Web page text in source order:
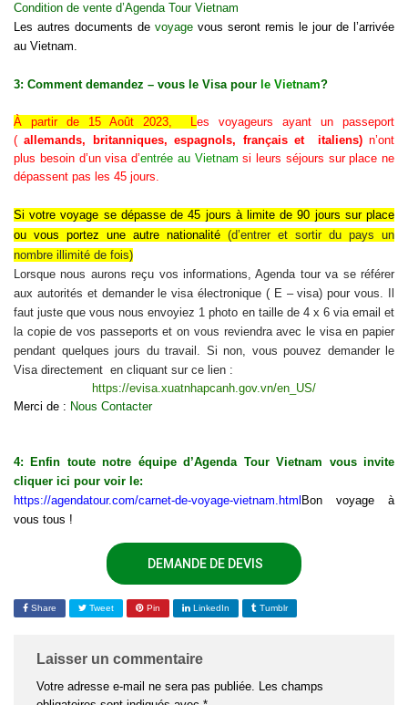
Condition de vente d’Agenda Tour Vietnam
Les autres documents de voyage vous seront remis le jour de l’arrivée
au Vietnam.
3: Comment demandez – vous le Visa pour le Vietnam?
À partir de 15 Août 2023, Les voyageurs ayant un passeport
(allemands, britanniques, espagnols, français et italiens)n’ont
plus besoin d’un visa d’entrée au Vietnam si leurs séjours sur place ne
dépassent pas les 45 jours.
Sivotre voyage se dépasse de 45 jours à limite de 90 jours sur place
ou vous portez une autre nationalité (d’entrer et sortir du pays un
nombre illimité de fois)
Lorsque nous aurons reçu vos informations, Agenda tour va se référer
aux autorités et demander le visa électronique ( E – visa) pour vous. Il
faut juste que vous nous envoyiez 1 photo en taille de 4 x 6 via email et
la copie de vos passeports et on vous reviendra avec le visa en papier
pendant quelques jours du travail. Si non, vous pouvez demander le
Visa directement en cliquant sur ce lien :
https://evisa.xuatnhapcanh.gov.vn/en_US/
Merci de : Nous Contacter
4: Enfin toute notre équipe d’Agenda Tour Vietnam vous invite
cliquer ici pour voir le:
https://agendatour.com/carnet-de-voyage-vietnam.html Bon voyage à
vous tous !
DEMANDE DE DEVIS
Share Tweet Pin LinkedIn Tumblr
Laisser un commentaire
Votre adresse e-mail ne sera pas publiée.
Les champs